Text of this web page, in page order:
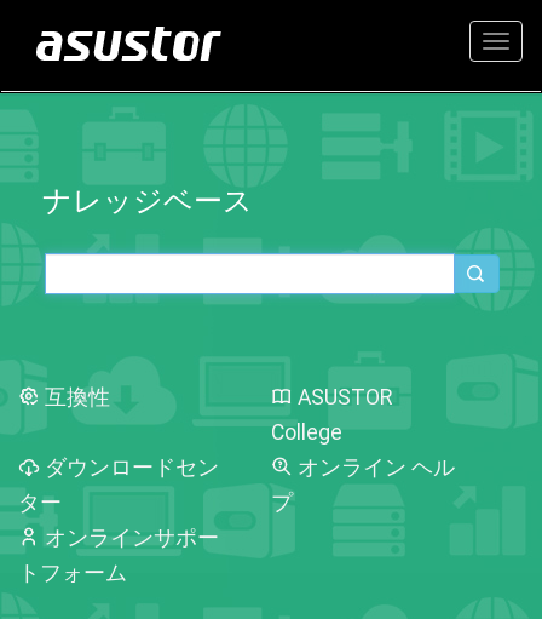
ナレッジベース
互換性
ASUSTOR
College
ダウンロードセン
ター
オンライン ヘル
プ
オンラインサポー
トフォーム